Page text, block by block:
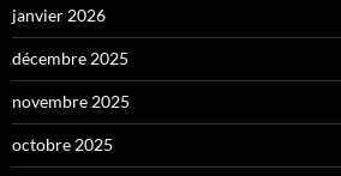
janvier 2026
décembre 2025
novembre 2025
octobre 2025